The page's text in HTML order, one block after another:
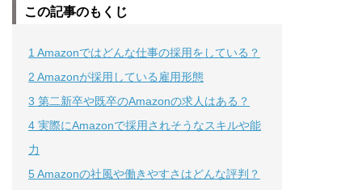
この記事のもくじ
1 Amazonではどんな仕事の採用をしている？
2 Amazonが採用している雇用形態
3 第二新卒や既卒のAmazonの求人はある？
4 実際にAmazonで採用されそうなスキルや能
力
5Amazonの社風や働きやすさはどんな評判？